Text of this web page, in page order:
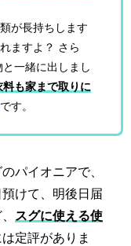
が長持ちします
ますよ？ さら
一緒に出しまし
も家まで取りに
です。
パイオニアで、
けて、明後日届
スグに使える使
は定評がありま